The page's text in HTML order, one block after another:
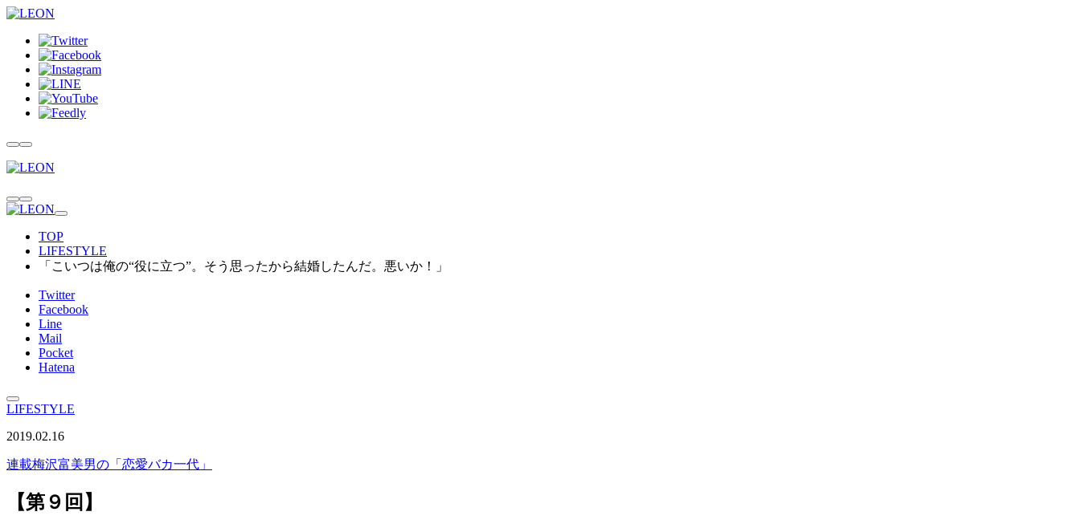
TOP
LIFESTYLE
「こいつは俺の“役に立つ”。そう思ったから結婚したんだ。悪いか！」
Twitter
Facebook
Line
Mail
Pocket
Hatena
LIFESTYLE
2019.02.16
連載梅沢富美男の「恋愛バカ一代」
【第９回】